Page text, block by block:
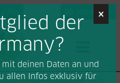
Job-Portal
×
der
deinen Daten an und
allen Infos exklusiv für